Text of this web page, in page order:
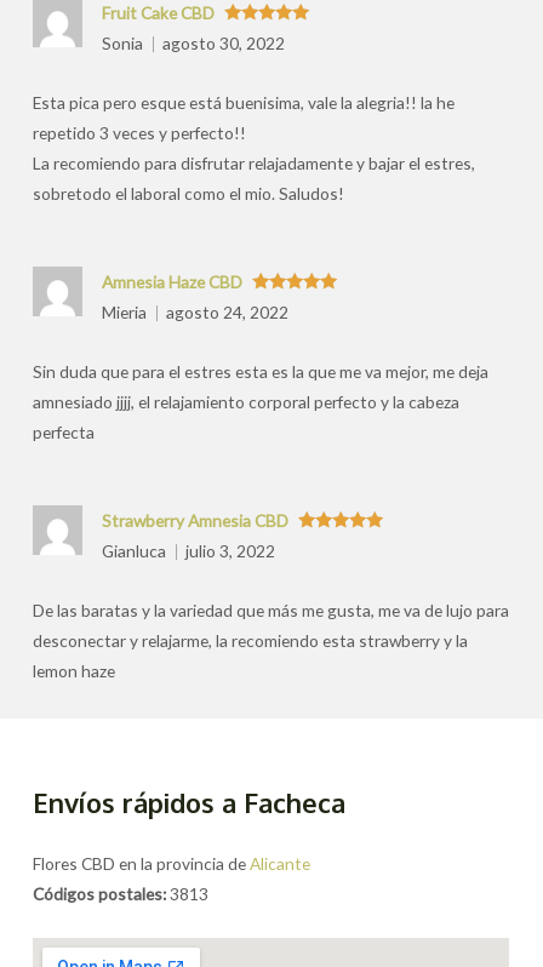
Valorado
con5de 5
Fruit Cake CBD
Sonia
agosto 30, 2022
Esta pica pero esque está buenisima, vale la alegria!! la he
repetido 3 veces y perfecto!!
La recomiendo para disfrutar relajadamente y bajar el estres,
sobretodo el laboral como el mio. Saludos!
Valorado
con5
Amnesia Haze CBD
Mieria
agosto 24, 2022
Sin duda que para el estres esta es la que me va mejor, me deja
amnesiado jjjj, el relajamiento corporal perfecto y la cabeza
perfecta
Strawberry Amnesia CBD
Gianluca
julio 3, 2022
De las baratas y la variedad que más me gusta, me va de lujo para
desconectar y relajarme, la recomiendo esta strawberry y la
lemon haze
Envíos rápidos a Facheca
Flores CBD en la provincia deAlicante
Códigos postales:3813